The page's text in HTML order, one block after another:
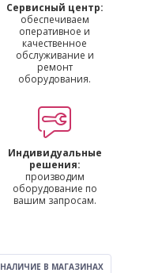
Сервисный центр:
обеспечиваем
оперативное и
качественное
обслуживание и
ремонт
оборудования.
Индивидуальные
решения:
производим
оборудование по
вашим запросам.
НАЛИЧИЕ В МАГАЗИНАХ